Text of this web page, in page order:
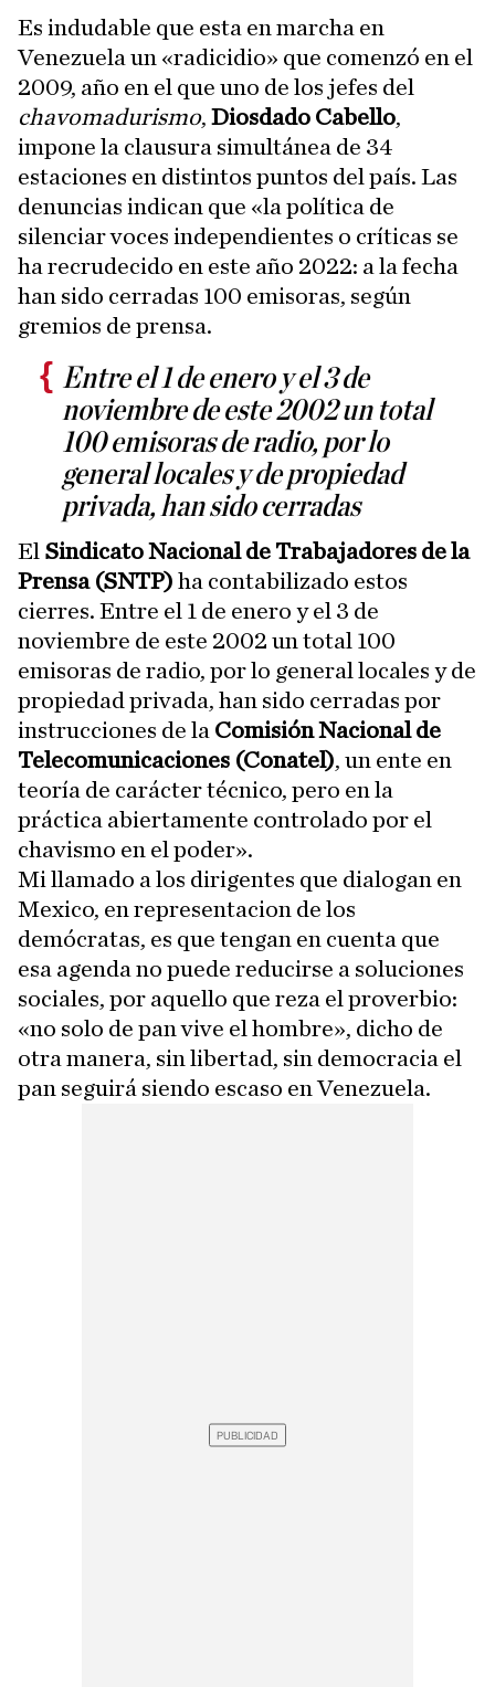
Es indudable que esta en marcha en
Venezuela un «radicidio» que comenzó en el
2009, año en el que uno de los jefes del
chavomadurismo, Diosdado Cabello,
impone la clausura simultánea de 34
estaciones en distintos puntos del país. Las
denuncias indican que «la política de
silenciar voces independientes o críticas se
ha recrudecido en este año 2022: a la fecha
han sido cerradas 100 emisoras, según
gremios de prensa.
Entre el 1 de enero y el 3 de
noviembre de este 2002 un total
100 emisoras de radio, por lo
general locales y de propiedad
privada, han sido cerradas
El Sindicato Nacional de Trabajadores de la
Prensa (SNTP) ha contabilizado estos
cierres. Entre el 1 de enero y el 3 de
noviembre de este 2002 un total 100
emisoras de radio, por lo general locales y de
propiedad privada, han sido cerradas por
instrucciones de la Comisión Nacional de
Telecomunicaciones (Conatel), un ente en
teoría de carácter técnico, pero en la
práctica abiertamente controlado por el
chavismo en el poder».
Mi llamado a los dirigentes que dialogan en
Mexico, en representacion de los
demócratas, es que tengan en cuenta que
esa agenda no puede reducirse a soluciones
sociales, por aquello que reza el proverbio:
«no solo de pan vive el hombre», dicho de
otra manera, sin libertad, sin democracia el
pan seguirá siendo escaso en Venezuela.